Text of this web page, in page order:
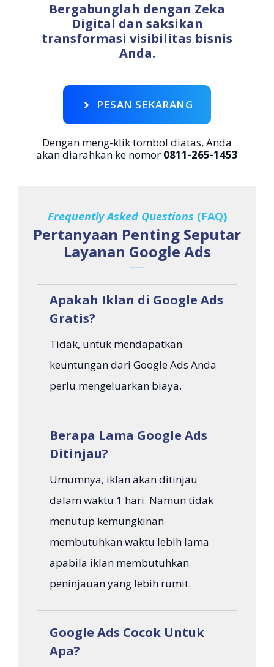
Bergabunglah dengan Zeka
Digital dan saksikan
transformasi visibilitas bisnis
Anda.
PESAN SEKARANG
Dengan meng-klik tombol diatas, Anda
akan diarahkan ke nomor 0811-265-1453
Frequently Asked Questions (FAQ)
Pertanyaan Penting Seputar
Layanan Google Ads
Apakah Iklan di Google Ads
Gratis?
Tidak, untuk mendapatkan
keuntungan dari Google Ads Anda
perlu mengeluarkan biaya.
Berapa Lama Google Ads
Ditinjau?
Umumnya, iklan akan ditinjau
dalam waktu 1 hari. Namun tidak
menutup kemungkinan
membutuhkan waktu lebih lama
apabila iklan membutuhkan
peninjauan yang lebih rumit.
Google Ads Cocok Untuk
Apa?